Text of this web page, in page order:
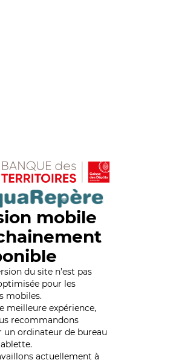
mobile
du site n’est pas
pour les
mobiles.
meilleure expérience,
recommandons
un ordinateur de bureau
actuellement à